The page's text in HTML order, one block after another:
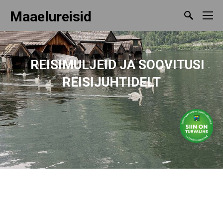
Maaelureisid
REISIMULJEIDJA SOOVITUSI
REISIJUHTIDELT